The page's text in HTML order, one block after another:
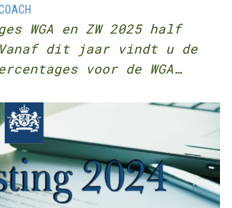
WGA en ZW 2025 half
dit jaar vindt u de
voor de WGA…